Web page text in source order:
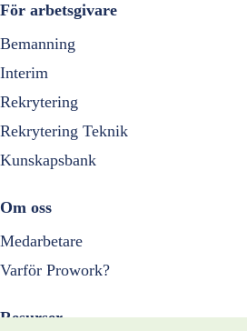
För arbetsgivare
Bemanning
Interim
Rekrytering
Rekrytering Teknik
Kunskapsbank
Om oss
Medarbetare
Varför Prowork?
Resurser